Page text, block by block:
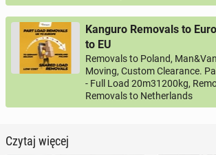
Kanguro Removals to
to EU
Removals to Poland,
Moving, Custom Clearance.
- Full Load 20m31200kg,
Removals to Netherlands
Czytaj więcej